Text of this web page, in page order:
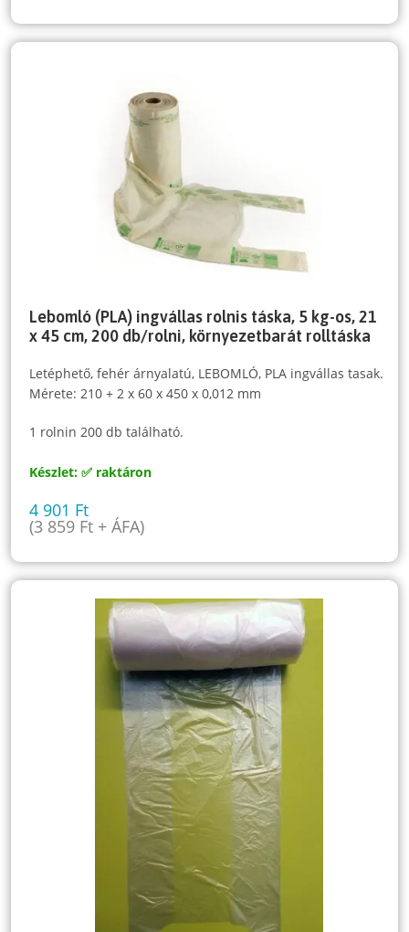
Lebomló (PLA) ingvállas rolnis táska, 5 kg-os, 21
x 45 cm, 200 db/rolni, környezetbarát rolltáska
Letéphető, fehér árnyalatú, LEBOMLÓ, PLA ingvállas tasak.
Mérete: 210 + 2 x 60 x 450 x 0,012 mm
1 rolnin 200 db található.
Készlet: ✅ raktáron
4 901 Ft
(3 859 Ft + ÁFA)